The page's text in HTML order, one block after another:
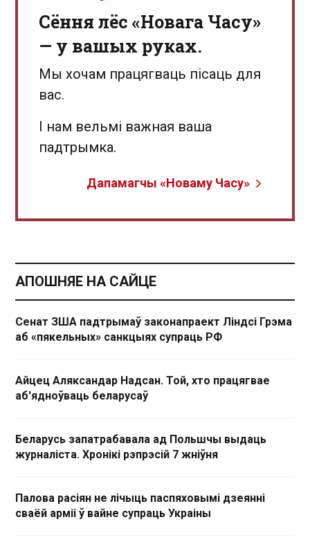
Сёння лёс «Новага Часу»
— у вашых руках.
Мы хочам працягваць пісаць для
вас.
І нам вельмі важная ваша
падтрымка.
Дапамагчы «Новаму Часу»
АПОШНЯЕ НА САЙЦЕ
Сенат ЗША падтрымаў законапраект Ліндсі Грэма
аб «пякельных» санкцыях супраць РФ
Айцец Аляксандар Надсан. Той, хто працягвае
аб'ядноўваць беларусаў
Беларусь запатрабавала ад Польшчы выдаць
журналіста. Хронікі рэпрэсій 7 жніўня
Палова расіян не лічыць паспяховымі дзеянні
сваёй арміі ў вайне супраць Украіны